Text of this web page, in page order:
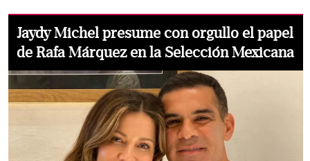
Jaydy Michel presume con orgullo el papel
de Rafa Márquez en la Selección Mexicana